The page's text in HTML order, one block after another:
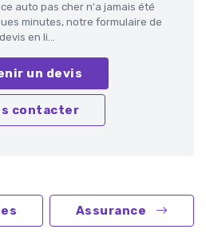
auto pas cher n'a jamais été
minutes, notre formulaire de
devis en li...
un devis
contacter
Assurance